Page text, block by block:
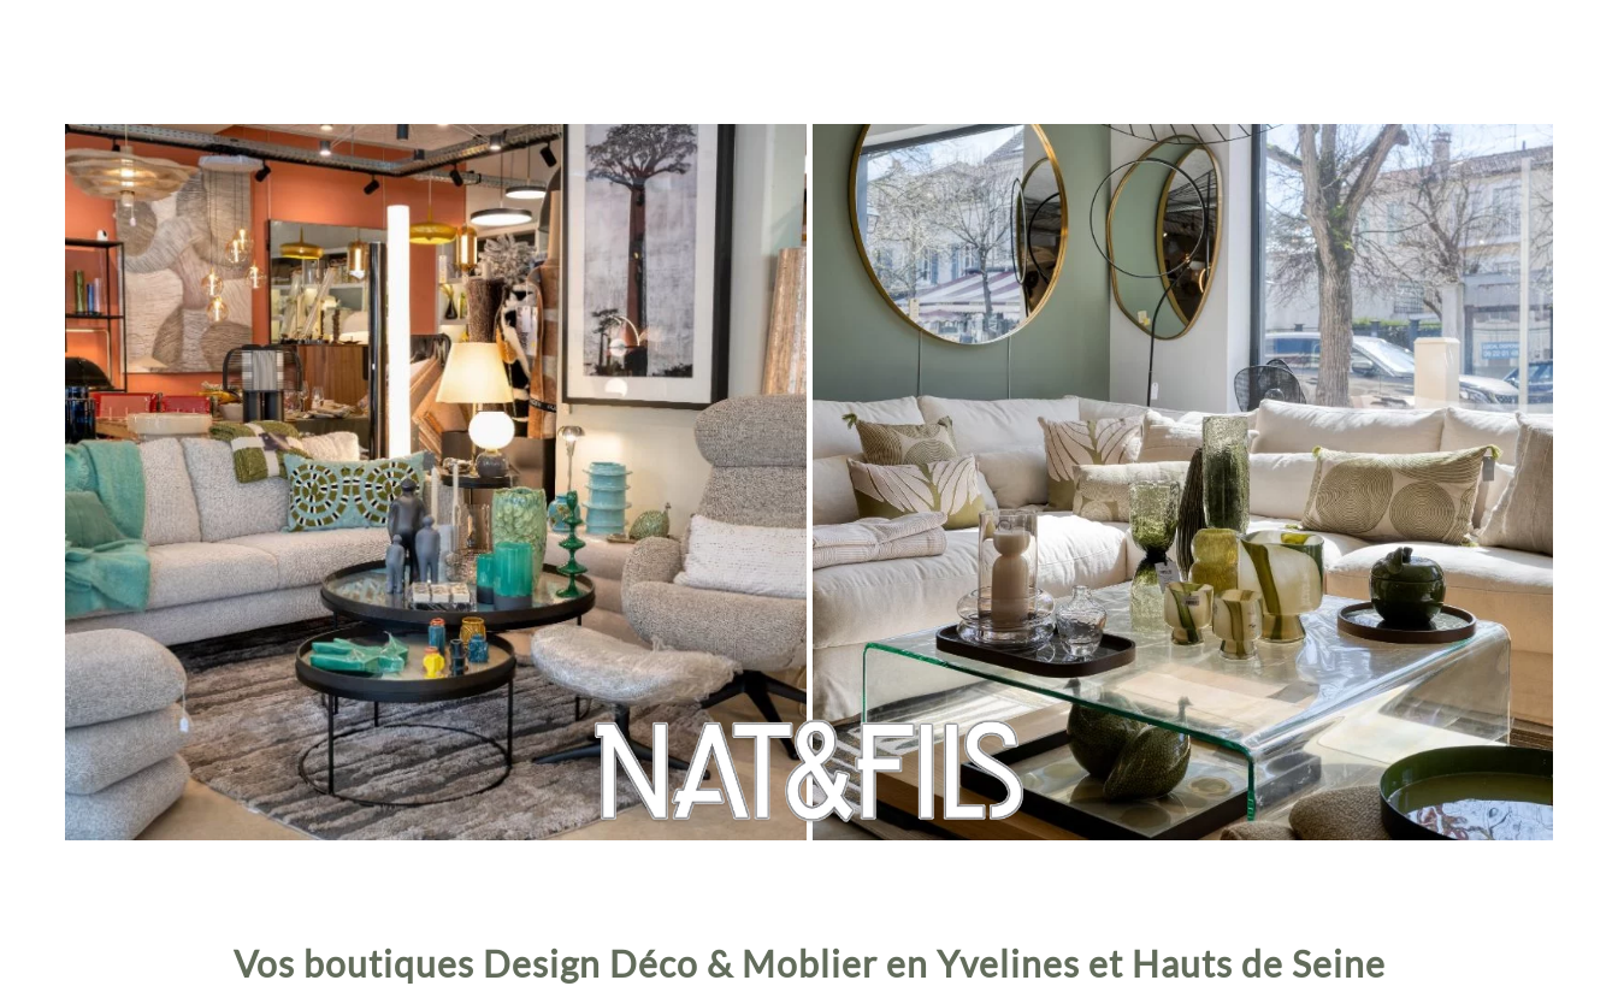
Vos boutiques Design Déco & Moblier en Yvelines et Hauts de Seine